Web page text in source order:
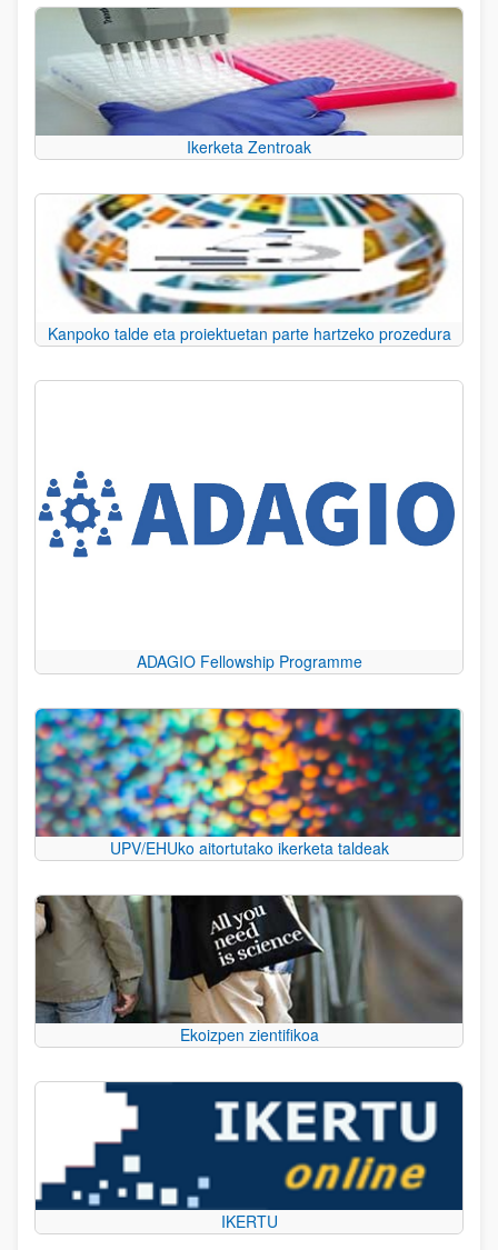
Ikerketa Zentroak
Kanpoko talde eta proiektuetan parte hartzeko prozedura
ADAGIO Fellowship Programme
UPV/EHUko aitortutako ikerketa taldeak
Ekoizpen zientifikoa
IKERTU